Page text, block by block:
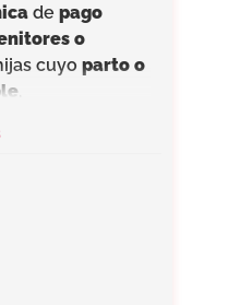
depago
o
cuyoparto o
en
o adoptantes